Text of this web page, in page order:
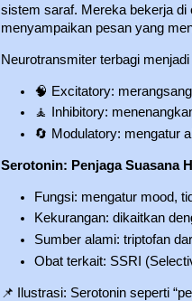
sistem saraf. Mereka bekerja
menyampaikan pesan yang
Neurotransmiter terbagi
🧠 Excitatory:
🧘
Inhibitory:
🔄 Modulatory: mengatur
Serotonin: Penjaga Suasana
Fungsi: mengatur mood,
Kekurangan: dikaitkan
Sumber alami: triptofan
Obat terkait: SSRI
📌 Ilustrasi: Serotonin seperti